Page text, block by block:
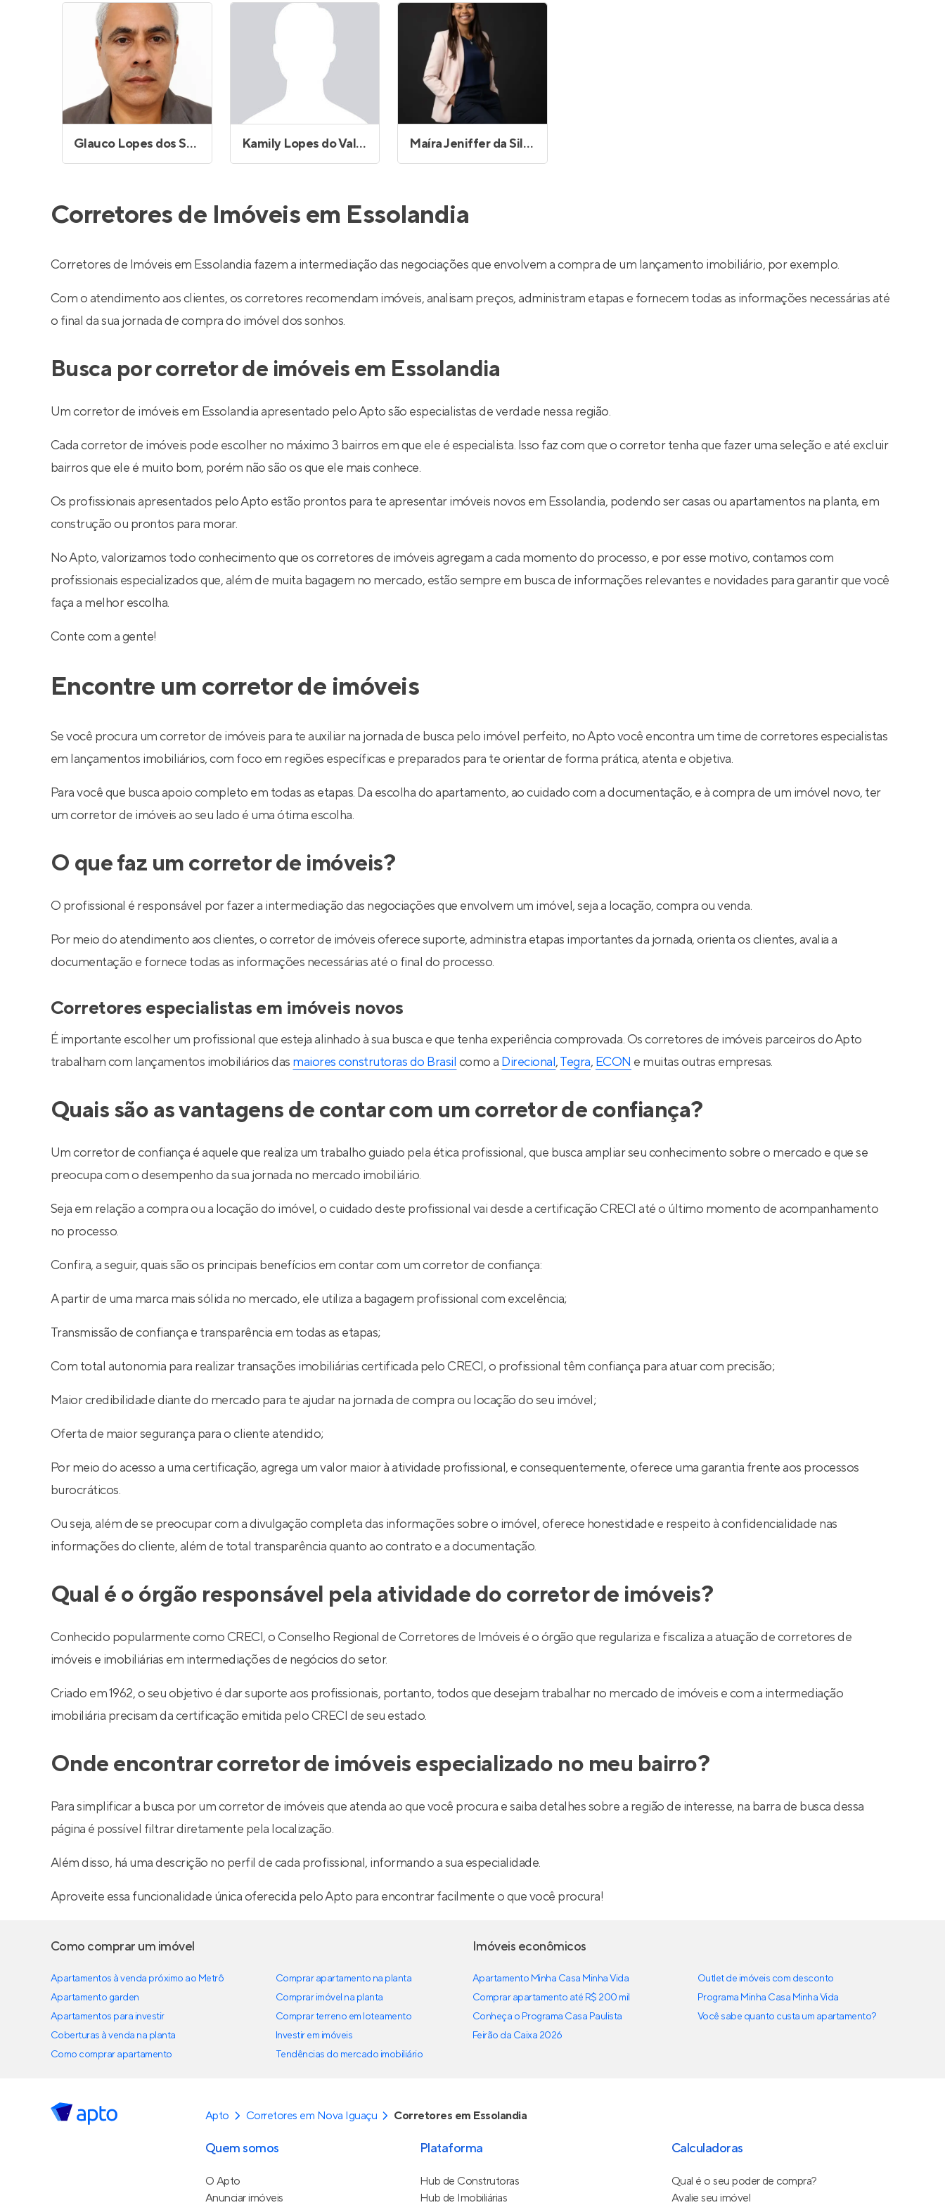
Entrar no Apto
Glauco Lopes dos Santos Kamily Lopes do Vale Pereira Maíra Jeniffer da Silva Oliveira
Corretores de Imóveis em Essolandia
Corretores de Imóveis em Essolandia fazem a intermediação das negociações que envolvem a compra de um lançamento imobiliário, por exemplo.
Com o atendimento aos clientes, os corretores recomendam imóveis, analisam preços, administram etapas e fornecem todas as informações necessárias até
o final da sua jornada de compra do imóvel dos sonhos.
Busca por corretor de imóveis em Essolandia
Um corretor de imóveis em Essolandia apresentado pelo Apto são especialistas de verdade nessa região.
Cada corretor de imóveis pode escolher no máximo 3 bairros em que ele é especialista. Isso faz com que o corretor tenha que fazer uma seleção e até excluir
bairros que ele é muito bom, porém não são os que ele mais conhece.
Os profissionais apresentados pelo Apto estão prontos para te apresentar imóveis novos em Essolandia, podendo ser casas ou apartamentos na planta, em
construção ou prontos para morar.
No Apto, valorizamos todo conhecimento que os corretores de imóveis agregam a cada momento do processo, e por esse motivo, contamos com
profissionais especializados que, além de muita bagagem no mercado, estão sempre em busca de informações relevantes e novidades para garantir que você
faça a melhor escolha.
Conte com a gente!
Encontre um corretor de imóveis
Se você procura um corretor de imóveis para te auxiliar na jornada de busca pelo imóvel perfeito, no Apto você encontra um time de corretores especialistas
em lançamentos imobiliários, com foco em regiões específicas e preparados para te orientar de forma prática, atenta e objetiva.
Para você que busca apoio completo em todas as etapas. Da escolha do apartamento, ao cuidado com a documentação, e à compra de um imóvel novo, ter
um corretor de imóveis ao seu lado é uma ótima escolha.
O que faz um corretor de imóveis?
O profissional é responsável por fazer a intermediação das negociações que envolvem um imóvel, seja a locação, compra ou venda.
Por meio do atendimento aos clientes, o corretor de imóveis oferece suporte, administra etapas importantes da jornada, orienta os clientes, avalia a
documentação e fornece todas as informações necessárias até o final do processo.
Corretores especialistas em imóveis novos
É importante escolher um profissional que esteja alinhado à sua busca e que tenha experiência comprovada. Os corretores de imóveis parceiros do Apto
trabalham com lançamentos imobiliários das maiores construtoras do Brasil como a Direcional,Tegra, ECON e muitas outras empresas.
Quais são as vantagens de contar com um corretor de confiança?
Um corretor de confiança é aquele que realiza um trabalho guiado pela ética profissional, que busca ampliar seu conhecimento sobre o mercado e que se
preocupa com o desempenho da sua jornada no mercado imobiliário.
Seja em relação a compra ou a locação do imóvel, o cuidado deste profissional vai desde a certificação CRECI até o último momento de acompanhamento
no processo.
Confira, a seguir, quais são os principais benefícios em contar com um corretor de confiança:
A partir de uma marca mais sólida no mercado, ele utiliza a bagagem profissional com excelência;
Transmissão de confiança e transparência em todas as etapas;
Com total autonomia para realizar transações imobiliárias certificada pelo CRECI, o profissional têm confiança para atuar com precisão;
Maior credibilidade diante do mercado para te ajudar na jornada de compra ou locação do seu imóvel;
Oferta de maior segurança para o cliente atendido;
Por meio do acesso a uma certificação, agrega um valor maior à atividade profissional, e consequentemente, oferece uma garantia frente aos processos
burocráticos.
Ou seja, além de se preocupar com a divulgação completa das informações sobre o imóvel, oferece honestidade e respeito à confidencialidade nas
informações do cliente, além de total transparência quanto ao contrato e a documentação.
Qual é o órgão responsável pela atividade do corretor de imóveis?
Conhecido popularmente como CRECI, o Conselho Regional de Corretores de Imóveis é o órgão que regulariza e fiscaliza a atuação de corretores de
imóveis e imobiliárias em intermediações de negócios do setor.
Criado em 1962, o seu objetivo é dar suporte aos profissionais, portanto, todos que desejam trabalhar no mercado de imóveis e com a intermediação
imobiliária precisam da certificação emitida pelo CRECI de seu estado.
Onde encontrar corretor de imóveis especializado no meu bairro?
Para simplificar a busca por um corretor de imóveis que atenda ao que você procura e saiba detalhes sobre a região de interesse, na barra de busca dessa
página é possível filtrar diretamente pela localização.
Além disso, há uma descrição no perfil de cada profissional, informando a sua especialidade.
Aproveite essa funcionalidade única oferecida pelo Apto para encontrar facilmente o que você procura!
Como comprar um imóvel
Apartamentos à venda próximo ao Metrô
Apartamento garden
Apartamentos para investir
Coberturas à venda na planta
Como comprar apartamento
Comprar apartamento na planta
Comprar imóvel na planta
Comprar terreno em loteamento
Investir em imóveis
Tendências do mercado imobiliário
Imóveis econômicos
Apartamento Minha Casa Minha Vida
Comprar apartamento até R$ 200 mil
Conheça o Programa Casa Paulista
Feirão da Caixa 2026
Outlet de imóveis com desconto
Programa Minha Casa Minha Vida
Você sabe quanto custa um apartamento?
Apto Corretores em Nova Iguaçu Corretores em Essolandia
Quem somos
O Apto
Anunciar imóveis
Plataforma
Hub de Construtoras
Hub de Imobiliárias
Calculadoras
Qual é o seu poder de compra?
Avalie seu imóvel